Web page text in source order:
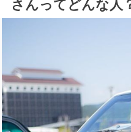
さんってどんな人